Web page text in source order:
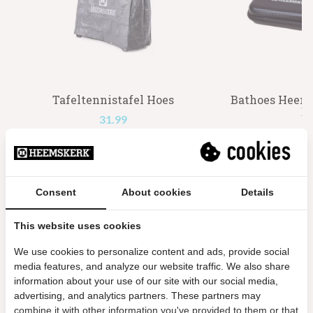
Tafeltennistafel Hoes
31.99
Bathoes
Meer info
Reviews
9/10
Consent About cookies Details
This website uses cookies
We use cookies to personalize content and ads, provide social
media features, and analyze our website traffic. We also share
information about your use of our site with our social media,
advertising, and analytics partners. These partners may
combine it with other information you've provided to them or that